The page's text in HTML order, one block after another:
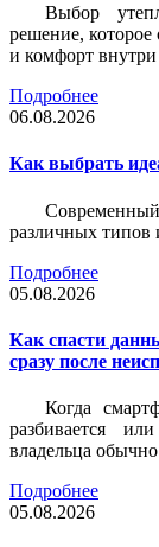
Выбор
решение, которое
и комфорт
Подробнее
06.08.2026
Как выбрать
различных типов
Подробнее
05.08.2026
Как спасти
сразу после
Когда
разбивается
владельца
Подробнее
05.08.2026